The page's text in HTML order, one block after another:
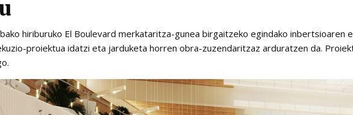
hiriburuko El Boulevard merkataritza-gunea birgaitzeko egindako inbertsioaren
proiektua idatzi eta jarduketa horren obra-zuzendaritzaz arduratzen da.